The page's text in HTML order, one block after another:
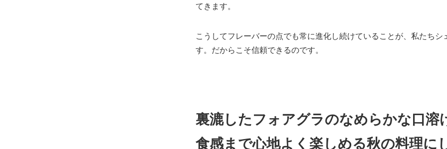
てきます。
こうしてフレーバーの点でも常に進化し続けていることが、私たち
す。だからこそ信頼できるのです。
裏漉したフォアグラのなめらかな口溶
食感まで心地よく楽しめる秋の料理に